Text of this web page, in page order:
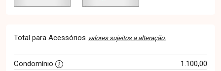
Total para Acessórios valores sujeitos a alteração.
Condomínio
1.100,00